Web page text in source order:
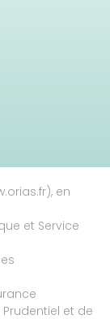
en
et Service
et de